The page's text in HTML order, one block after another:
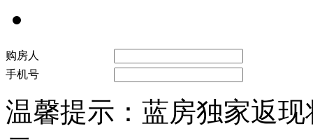
购房人
手机号
温馨提示：蓝房独家返